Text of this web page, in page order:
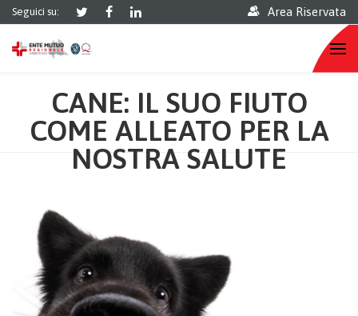
Seguici su: Area Riservata
CANE: IL SUO FIUTO
COME ALLEATO PER LA
NOSTRA SALUTE